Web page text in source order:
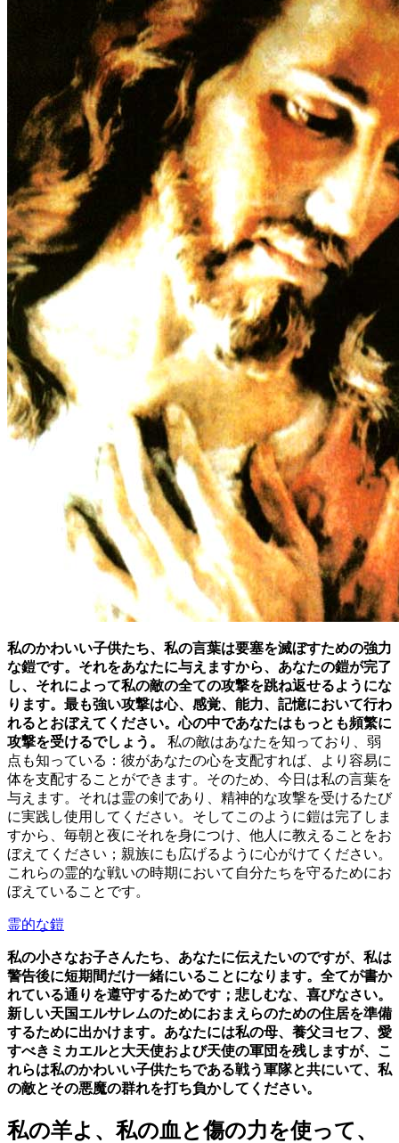
私のかわいい子供たち、私の言葉は要塞を滅ぼすための強力
な鎧です。それをあなたに与えますから、あなたの鎧が完了
し、それによって私の敵の全ての攻撃を跳ね返せるようにな
ります。最も強い攻撃は心、感覚、能力、記憶において行わ
れるとおぼえてください。心の中であなたはもっとも頻繁に
攻撃を受けるでしょう。
私の敵はあなたを知っており、弱
点も知っている：彼があなたの心を支配すれば、より容易に
体を支配することができます。そのため、今日は私の言葉を
与えます。それは霊の剣であり、精神的な攻撃を受けるたび
に実践し使用してください。そしてこのように鎧は完了しま
すから、毎朝と夜にそれを身につけ、他人に教えることをお
ぼえてください；親族にも広げるように心がけてください。
これらの霊的な戦いの時期において自分たちを守るためにお
ぼえていることです。
霊的な鎧
私の小さなお子さんたち、あなたに伝えたいのですが、私は
警告後に短期間だけ一緒にいることになります。全てが書か
れている通りを遵守するためです；悲しむな、喜びなさい。
新しい天国エルサレムのためにおまえらのための住居を準備
するために出かけます。あなたには私の母、養父ヨセフ、愛
すべきミカエルと大天使および天使の軍団を残しますが、こ
れらは私のかわいい子供たちである戦う軍隊と共にいて、私
の敵とその悪魔の群れを打ち負かしてください。
私の羊よ、私の血と傷の力を使って、